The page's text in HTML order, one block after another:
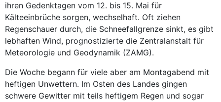
ihren Gedenktagen vom 12. bis 15. Mai für
Kälteeinbrüche sorgen, wechselhaft. Oft ziehen
Regenschauer durch, die Schneefallgrenze sinkt, es gibt
lebhaften Wind, prognostizierte die Zentralanstalt für
Meteorologie und Geodynamik (ZAMG).
Die Woche begann für viele aber am Montagabend mit
heftigen Unwettern. Im Osten des Landes gingen
schwere Gewitter mit teils heftigem Regen und sogar